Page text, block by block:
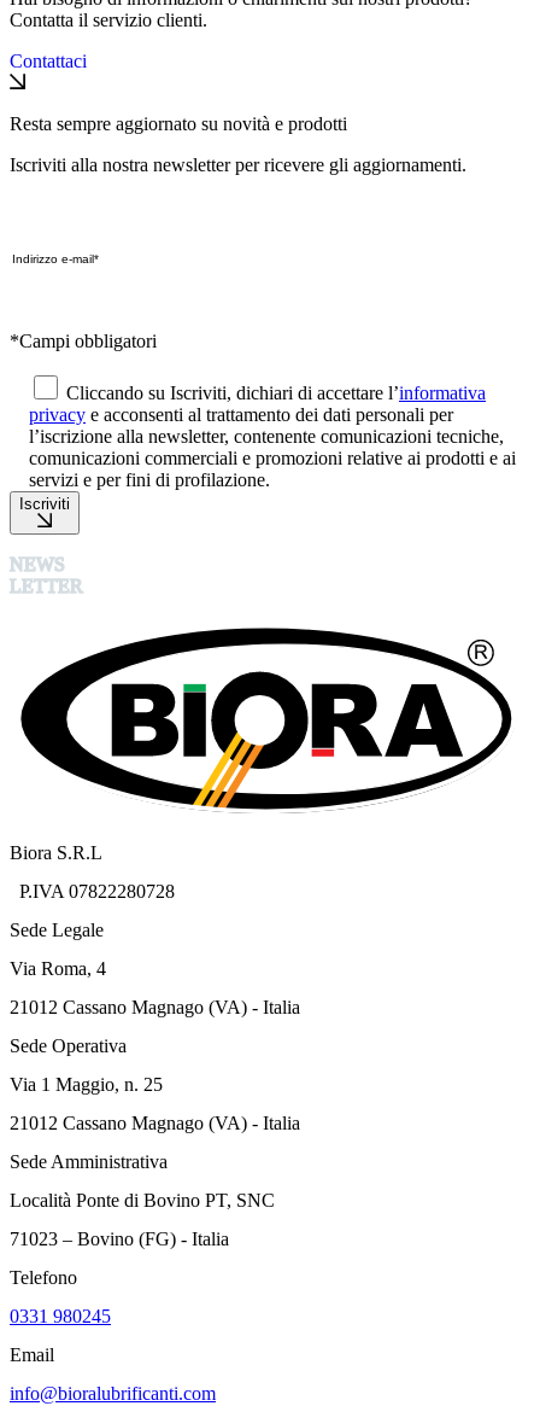
Contatta il servizio clienti.
Contattaci
Resta sempre aggiornato su novità e prodotti
Iscriviti alla nostra newsletter per ricevere gli aggiornamenti.
*Campi obbligatori
Cliccando su Iscriviti, dichiari di accettare l’informativa
privacy e acconsenti al trattamento dei dati personali per
l’iscrizione alla newsletter, contenente comunicazioni tecniche,
comunicazioni commerciali e promozioni relative ai prodotti e ai
servizi e per fini di profilazione.
Iscriviti
NEWS
LETTER
Biora S.R.L
P.IVA 07822280728
Sede Legale
Via Roma, 4
21012 Cassano Magnago (VA) - Italia
Sede Operativa
Via 1 Maggio, n. 25
21012 Cassano Magnago (VA) - Italia
Sede Amministrativa
Località Ponte di Bovino PT, SNC
71023 – Bovino (FG) - Italia
Telefono
0331 980245
Email
info@bioralubrificanti.com